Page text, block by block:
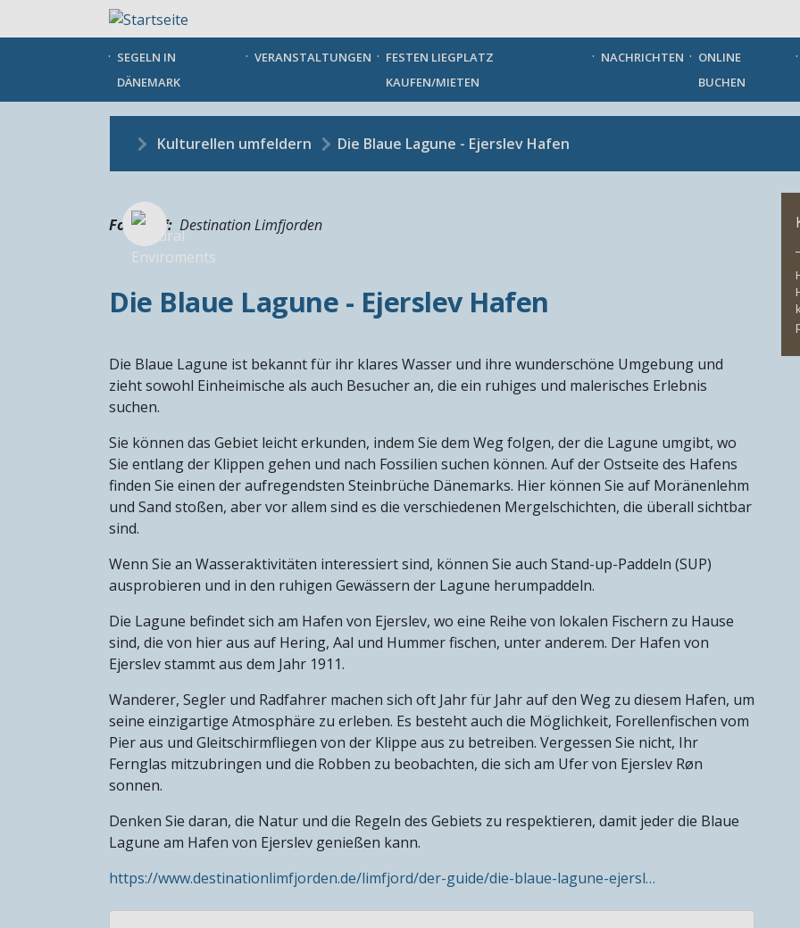
SEGELN IN
DÄNEMARK
VERANSTALTUNGEN
FESTEN LIEGPLATZ
KAUFEN/MIETEN
NACHRICHTEN
ONLINE
BUCHEN
Kulturellen umfeldern Die Blaue Lagune - Ejerslev Hafen
Fotograf Destination Limfjorden
Die Blaue Lagune - Ejerslev Hafen
Die Blaue Lagune ist bekannt für ihr klares Wasser und ihre wunderschöne Umgebung und
zieht sowohl Einheimische als auch Besucher an, die ein ruhiges und malerisches Erlebnis
suchen.
Sie können das Gebiet leicht erkunden, indem Sie dem Weg folgen, der die Lagune umgibt, wo
Sie entlang der Klippen gehen und nach Fossilien suchen können. Auf der Ostseite des Hafens
finden Sie einen der aufregendsten Steinbrüche Dänemarks. Hier können Sie auf Moränenlehm
und Sand stoßen, aber vor allem sind es die verschiedenen Mergelschichten, die überall sichtbar
sind.
Wenn Sie an Wasseraktivitäten interessiert sind, können Sie auch Stand-up-Paddeln (SUP)
ausprobieren und in den ruhigen Gewässern der Lagune herumpaddeln.
Die Lagune befindet sich am Hafen von Ejerslev, wo eine Reihe von lokalen Fischern zu Hause
sind, die von hier aus auf Hering, Aal und Hummer fischen, unter anderem. Der Hafen von
Ejerslev stammt aus dem Jahr 1911.
Wanderer, Segler und Radfahrer machen sich oft Jahr für Jahr auf den Weg zu diesem Hafen, um
seine einzigartige Atmosphäre zu erleben. Es besteht auch die Möglichkeit, Forellenfischen vom
Pier aus und Gleitschirmfliegen von der Klippe aus zu betreiben. Vergessen Sie nicht, Ihr
Fernglas mitzubringen und die Robben zu beobachten, die sich am Ufer von Ejerslev Røn
sonnen.
Denken Sie daran, die Natur und die Regeln des Gebiets zu respektieren, damit jeder die Blaue
Lagune am Hafen von Ejerslev genießen kann.
https://www.destinationlimfjorden.de/limfjord/der-guide/die-blaue-lagune-ejersl…